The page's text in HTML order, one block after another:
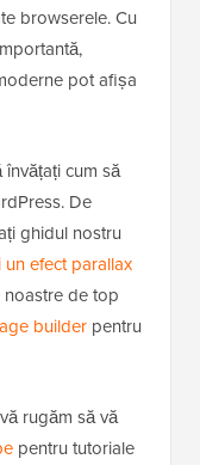
browserele. Cu
pot afișa
cum să
De
ghidul nostru
efect parallax
noastre de top
builder pentru
rugăm să vă
pentru tutoriale